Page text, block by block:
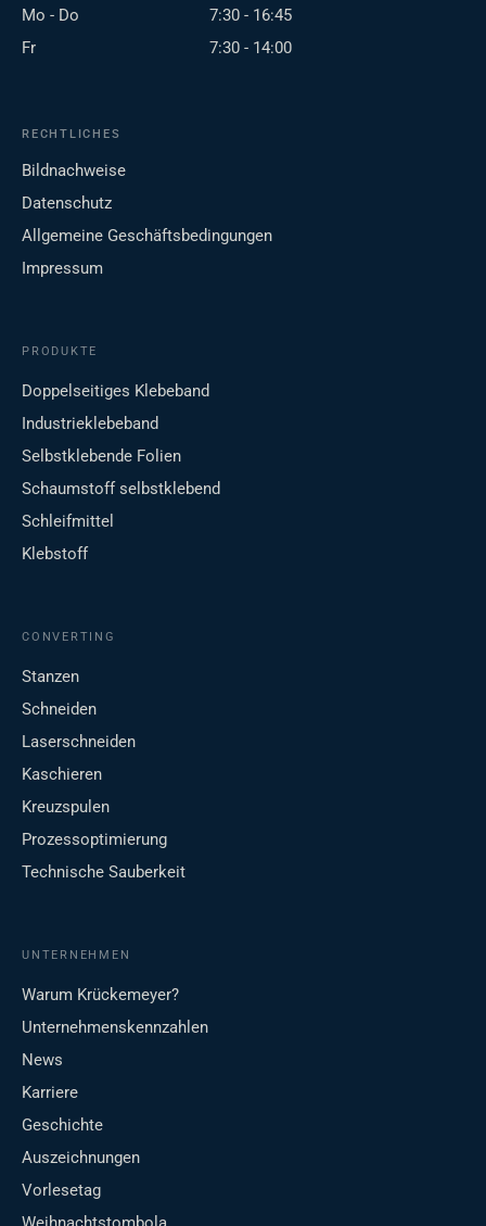
Mo - Do
7:30 - 16:45
Fr
7:30 - 14:00
RECHTLICHES
Bildnachweise
Datenschutz
Allgemeine Geschäftsbedingungen
Impressum
PRODUKTE
Doppelseitiges Klebeband
Industrieklebeband
Selbstklebende Folien
Schaumstoff selbstklebend
Schleifmittel
Klebstoff
CONVERTING
Stanzen
Schneiden
Laserschneiden
Kaschieren
Kreuzspulen
Prozessoptimierung
Technische Sauberkeit
UNTERNEHMEN
Warum Krückemeyer?
Unternehmenskennzahlen
News
Karriere
Geschichte
Auszeichnungen
Vorlesetag